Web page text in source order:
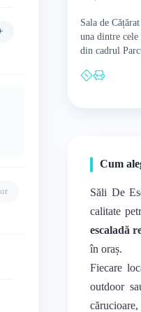
Sala de
una dintre
din cadrul
pentru toate
Cum
Săli De
calitate
escaladă
în oraș.
Fiecare
outdoor